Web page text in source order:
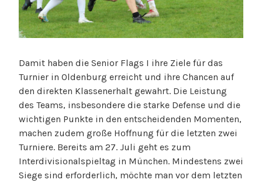
Damit haben die Senior Flags I ihre Ziele für das
Turnier in Oldenburg erreicht und ihre Chancen auf
den direkten Klassenerhalt gewahrt. Die Leistung
des Teams, insbesondere die starke Defense und die
wichtigen Punkte in den entscheidenden Momenten,
machen zudem große Hoffnung für die letzten zwei
Turniere. Bereits am 27. Juli geht es zum
Interdivisionalspieltag in München. Mindestens zwei
Siege sind erforderlich, möchte man vor dem letzten